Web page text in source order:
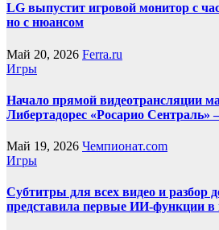
LG выпустит игровой монитор с
но с нюансом
Май 20, 2026 Ferra.ru
Игры
Начало прямой видеотрансляции
Либертадорес «Росарио Сентраль»
Май 19, 2026 Чемпионат.com
Игры
Субтитры для всех видео и разбор
представила первые ИИ-функции в